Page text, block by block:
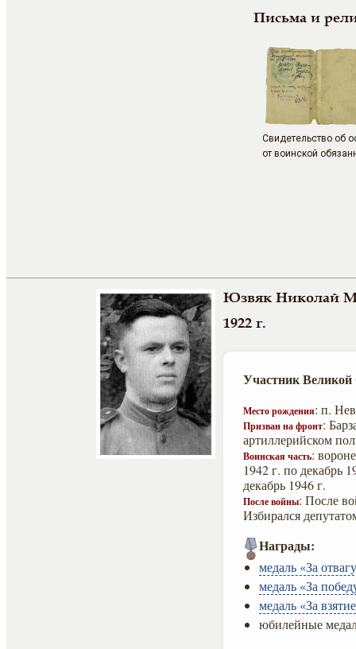
Письма и
Свидетельство об
от воинской
Юзвяк Николай
1922 г.
Участник
Место рождения: п.
Призван на фронт:
артиллерийском
Воинская часть:
1942 г. по декабрь
декабрь 1946 г.
После войны: После
Избирался
Награды:
медаль «За
медаль «За
медаль «За
юбилейные